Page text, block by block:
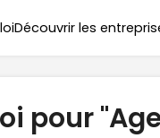
Découvrir les
pour